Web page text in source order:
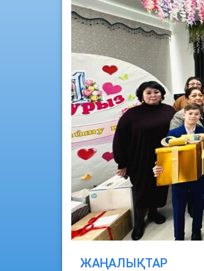
ЖАҢАЛЫҚТАР